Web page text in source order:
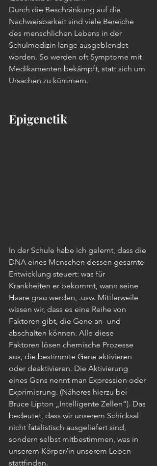
Durch die Beschränkung auf die
Nachweisbarkeit sind viele Bereiche
des menschlichen Lebens in der
Schulmedizin lange ausgeblendet
worden. So werden oft Symptome mit
Medikamenten bekämpft, statt sich um
Ursachen zu kümmern.
Epigenetik
In der Schule habe ich gelernt, dass die
DNA eines Menschen dessen gesamte
Entwicklung steuert: was für
Krankheiten er bekommt, wann seine
Haare grau werden, .usw. Mittlerweile
wissen wir, dass es eine Reihe von
Faktoren gibt, die Gene an- und
abschalten können. Alle diese
Faktoren lösen chemische Prozesse
aus, die bestimmte Gene aktivieren
oder deaktivieren. Die Aktivierung
eines Gens nennt man Expression oder
Exprimierung. (Näheres hierzu bei
Bruce Lipton „Intelligente Zellen“). Das
bedeutet, dass wir unserem Schicksal
nicht fatalistisch ausgeliefert sind,
sondern selbst mitbestimmen, was in
unserem Körper/in unserem Leben
stattfinden.